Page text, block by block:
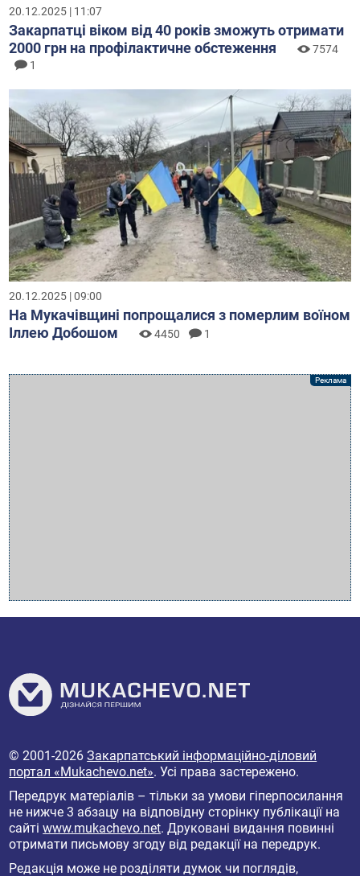
20.12.2025 | 11:07
Закарпатці віком від 40 років зможуть отримати
2000 грн на профілактичне обстеження
7574
1
20.12.2025 | 09:00
На Мукачівщині попрощалися з померлим воїном
Іллею Добошом
4450 1
© 2001-2026Закарпатський інформаційно-діловий
портал «Mukachevo.net». Усі права застережено.
Передрук матеріалів – тільки за умови гіперпосилання
не нижче 3 абзацу на відповідну сторінку публікації на
сайтіwww.mukachevo.net. Друковані видання повинні
отримати письмову згоду від редакції на передрук.
Редакція може не розділяти думок чи поглядів,